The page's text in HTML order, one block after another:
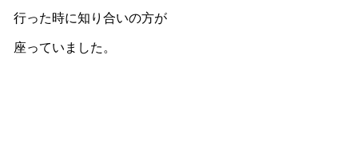
行った時に知り合いの方が
座っていました。